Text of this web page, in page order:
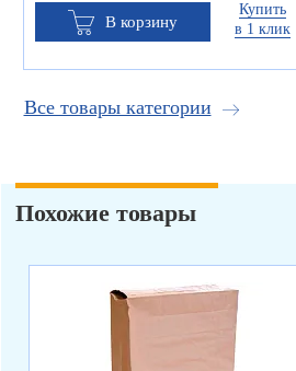
В корзину
Купить
в 1 клик
Все товары категории
Похожие товары